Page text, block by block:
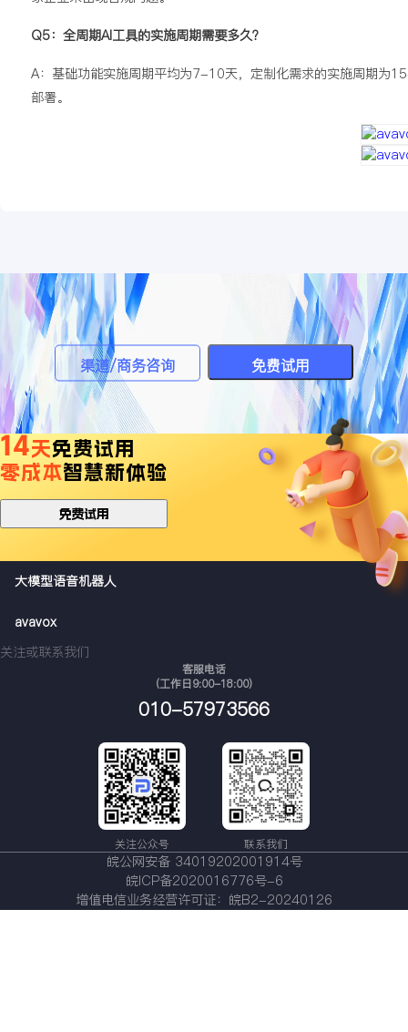
Q5：全周期AI工具的实施周期需要多久？
A：基础功能实施周期平均为7-10天，定制化需求的实施周期为
部署。
渠道/商务咨询 免费试用
14天免费试用
零成本智慧新体验
免费试用
大模型语音机器人
avavox
关注或联系我们
客服电话
（工作日9:00-18:00）
010-57973566
关注公众号 联系我们
皖公网安备 34019202001914号
皖ICP备2020016776号-6
增值电信业务经营许可证：皖B2-20240126